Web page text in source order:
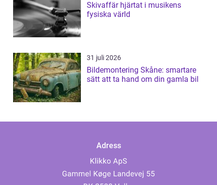
Skivaffär hjärtat i musikens
fysiska värld
31 juli 2026
Bildemontering Skåne: smartare
sätt att ta hand om din gamla bil
Adress